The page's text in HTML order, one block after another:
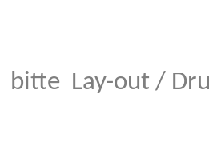
bitte Lay-out /